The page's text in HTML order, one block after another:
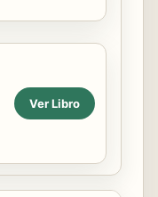
Ver Libro